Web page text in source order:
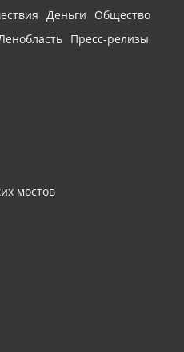
Деньги
Общество
Пресс-релизы
мостов